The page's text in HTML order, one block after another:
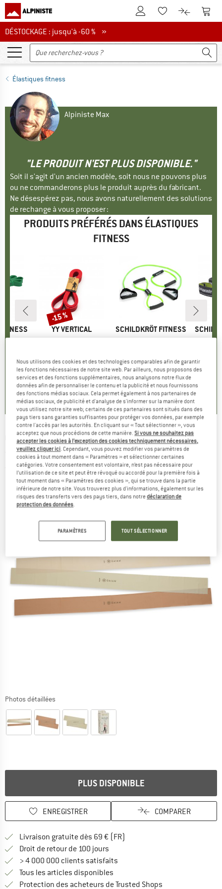
Vers le compte client
Vers la liste
Vers le
DÉSTOCKAGE : jusqu'à -60 %
DÉSTOCKAGE : jusqu'à -60 % »
Élastiques fitness
Alpiniste Max
"LE PRODUIT N'EST PLUS DISPONIBLE."
Soit il s'agit d'un ancien modèle, soit nous ne pouvons plus
ou ne commanderons plus le produit auprès du fabricant.
Ne désespérez pas, nous avons naturellement des solutions
de rechange à vous proposer :
PRODUITS PRÉFÉRÉS DANS ÉLASTIQUES
FITNESS
MARQUE
YY VERTICAL
Prix
12,95 € Prix réduit
à partir de
11,01 €
+1
5,0( 5)
Remise
-15 %
MARQUE
SCHILDKRÖT FITNESS
Prix
29,95 €
0,0(0)
MARQUE
GAIAM -Flat Bands 3-Pack - Élastique
fitness
(0)
Photos détaillées
PLUS DISPONIBLE
ENREGISTRER COMPARER
Livraison gratuite dès 69 € (FR)
Droit de retour de 100 jours
> 4 000 000 clients satisfaits
Tous les articles disponibles
Protection des acheteurs de Trusted Shops
Nous utilisons des cookies et des technologies comparables afin de garantir
les fonctions nécessaires de notre site web. Par ailleurs, nous proposons des
services et des fonctions supplémentaires, nous analysons notre flux de
données afin de personnaliser le contenu et la publicité et nous fournissons
des fonctions médias sociaux. Cela permet également à nos partenaires de
médias sociaux, de publicité et d'analyse de s'informer sur la manière dont
vous utilisez notre site web; certains de ces partenaires sont situés dans des
pays tiers sans garanties suffisantes pour protéger vos données, par exemple
contre l'accès par les autorités. En cliquant sur « Tout sélectionner », vous
acceptez que nous procédions de cette manière.Si vous ne souhaitez pas
accepter les cookies à l’exception des cookies techniquement nécessaires,
veuillez cliquer ici. Cependant, vous pouvez modifier vos paramètres de
cookies à tout moment dans « Paramètres » et sélectionner certaines
catégories. Votre consentement est volontaire, n’est pas nécessaire pour
l’utilisation de ce site et peut être révoqué ou accordé pour la première fois à
tout moment dans « Paramètres des cookies », qui se trouve dans la partie
inférieure de notre site. Vous trouverez plus d'informations, également sur les
risques des transferts vers des pays tiers, dans notredéclaration de
protection des données.
PARAMÈTRES TOUT SÉLECTIONNER